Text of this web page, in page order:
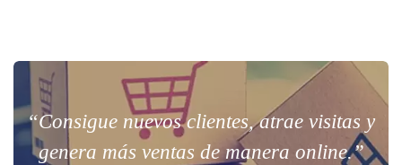
“Consigue nuevos clientes, atrae visitas y
genera más ventas de manera online.”